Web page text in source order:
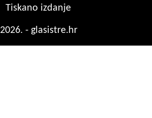
Tiskano izdanje
2026. - glasistre.hr